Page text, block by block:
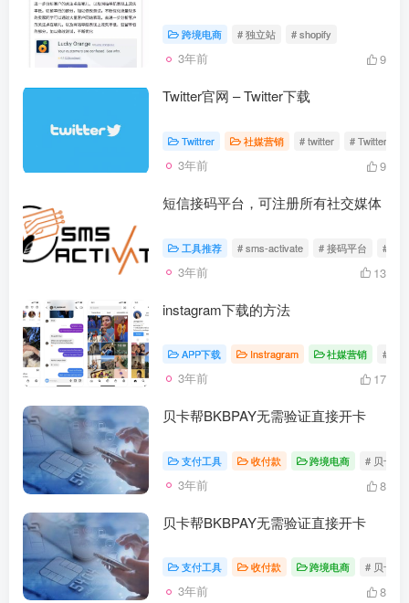
跨境电商 # 独立站 # shopify
3年前 9
Twitter官网 – Twitter下载
Twittrer 社媒营销 # twitter # Twitter官网
3年前 9
短信接码平台，可注册所有社交媒体
工具推荐 # sms-activate # 接码平台 # 接
3年前 13
instagram下载的方法
APP下载 Instragram 社媒营销 # ins
3年前 17
贝卡帮BKBPAY无需验证直接开卡
支付工具 收付款 跨境电商 # 贝卡帮
3年前 8
贝卡帮BKBPAY无需验证直接开卡
支付工具 收付款 跨境电商 # 贝卡帮
3年前 8